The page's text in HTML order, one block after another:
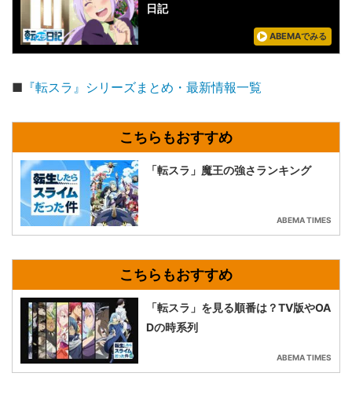
日記
ABEMAでみる
■ 『転スラ』シリーズまとめ・最新情報一覧
「転スラ」魔王の強さランキング
ABEMA TIMES
「転スラ」を見る順番は？TV版やOA
Dの時系列
ABEMA TIMES